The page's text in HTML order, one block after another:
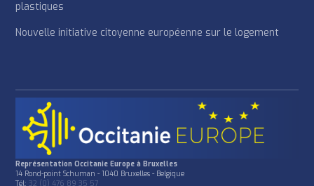
plastiques
Nouvelle initiative citoyenne européenne sur le logement
Représentation Occitanie Europe à Bruxelles
14 Rond-point Schuman - 1040 Bruxelles - Belgique
Tél:32 (0) 476 89 35 57